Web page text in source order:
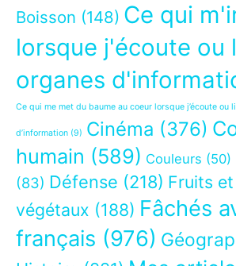
Boisson (148) Ce qui
lorsque j'écoute ou
organes
Ce qui me met du baume au coeur lorsque j’écoute ou
d’information (9) Cinéma (376)
humain (589) Couleurs (50)
(83) Défense (218) Fruits
végétaux (188) Fâchés
français (976)